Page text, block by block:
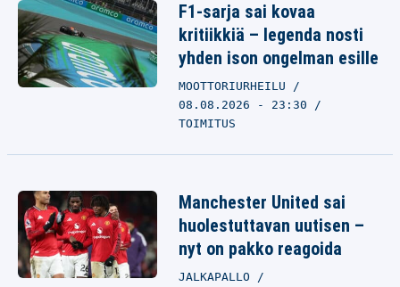
F1-sarja sai kovaa
kritiikkiä – legenda nosti
yhden ison ongelman esille
MOOTTORIURHEILU
08.08.2026 - 23:30
TOIMITUS
Manchester United sai
huolestuttavan uutisen –
nyt on pakko reagoida
JALKAPALLO